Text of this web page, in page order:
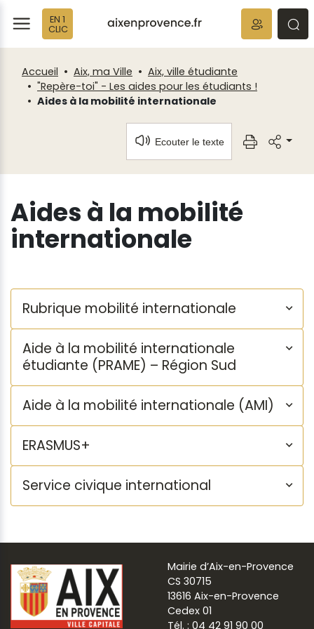
EN 1
CLIC
Accueil Aix, ma Ville
Aix, ville étudiante
"Repère-toi" - Les aides pour les étudiants !
Aides à la mobilité internationale
Ecouter le texte
Aides à la mobilité
internationale
Rubrique mobilité internationale
Aide à la mobilité internationale
étudiante (PRAME) – Région Sud
Aide à la mobilité internationale (AMI)
ERASMUS+
Service civique international
Mairie d’Aix-en-Provence
CS 30715
13616 Aix-en-Provence
Cedex 01
Tél. : 04 42 91 90 00
Fenêtre
de
chat
Panneau de gestion des cookies